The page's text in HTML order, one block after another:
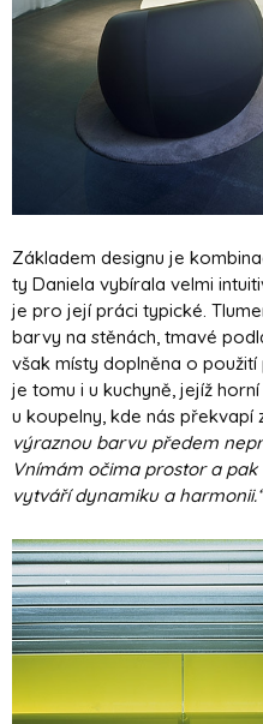
Základem designu je
ty Daniela vybírala velmi
je pro její práci typické.
barvy na stěnách, tmavé
však místy doplněna o
je tomu i u kuchyně, jejíž
u koupelny, kde nás překvapí
výraznou barvu předem
Vnímám očima prostor a
vytváří dynamiku a harmonii.“